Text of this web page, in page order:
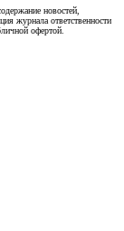
новостей,
журнала ответственности
офертой.